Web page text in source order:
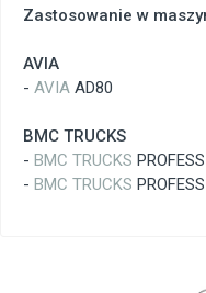
Zastosowanie w
AVIA
- AVIA AD80
BMC TRUCKS
- BMC TRUCKS
- BMC TRUCKS